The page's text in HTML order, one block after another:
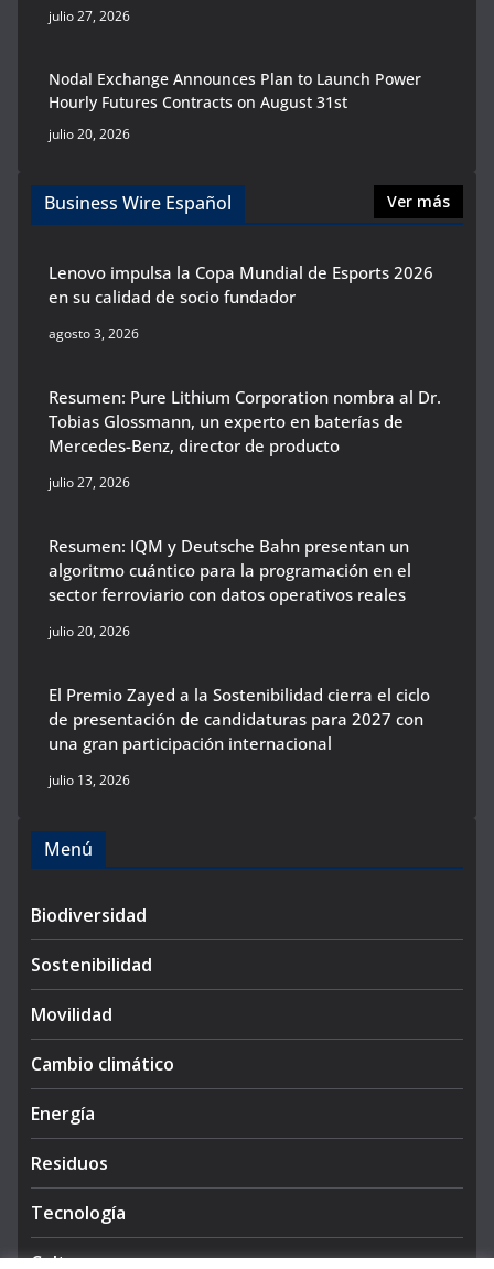
julio 27, 2026
Nodal Exchange Announces Plan to Launch Power
Hourly Futures Contracts on August 31st
julio 20, 2026
Business Wire Español Ver más
Lenovo impulsa la Copa Mundial de Esports 2026
en su calidad de socio fundador
agosto 3, 2026
Resumen: Pure Lithium Corporation nombra al Dr.
Tobias Glossmann, un experto en baterías de
Mercedes-Benz, director de producto
julio 27, 2026
Resumen: IQM y Deutsche Bahn presentan un
algoritmo cuántico para la programación en el
sector ferroviario con datos operativos reales
julio 20, 2026
El Premio Zayed a la Sostenibilidad cierra el ciclo
de presentación de candidaturas para 2027 con
una gran participación internacional
julio 13, 2026
Menú
Biodiversidad
Sostenibilidad
Movilidad
Cambio climático
Energía
Residuos
Tecnología
Cultura